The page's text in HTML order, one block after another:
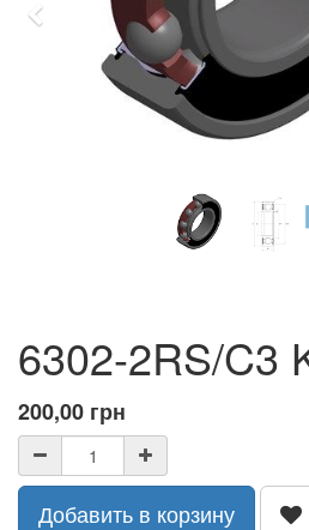
Previous
6302-2RS/C3
200,00 грн
Добавить в корзину